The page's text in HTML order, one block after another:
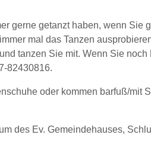
gerne getanzt haben, wenn Sie
mal das Tanzen
tanzen Sie mit. Wenn Sie noch
82430816.
oder kommen barfuß/mit
des Ev. Gemeindehauses,